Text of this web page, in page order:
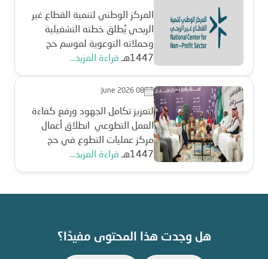
المركز الوطني لتنمية القطاع غير
الربحي يُطلق خطته التشغيلية
وحملاته التوعوية لموسم حج
1447هـ
قراءة المزيد...
June 2026 08
لتعزيز تكامل الجهود ورفع كفاءة
العمل التطوعي انطلاق أعمال
مركز عمليات التطوع في حج
1447هـ
قراءة المزيد...
هل وجدت هذا المحتوى مفيدًا؟